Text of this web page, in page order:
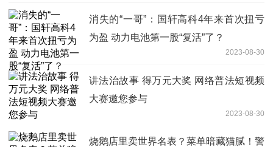
消失的“一哥”：国轩高科4年来首次扭亏
为盈 动力电池第一股“复活”了？
2023-08-30
讲法治故事 得万元大奖 网络普法短视频
大赛邀您参与
2023-08-30
烧鹅店里卖世界名表？菜单暗藏猫腻！警